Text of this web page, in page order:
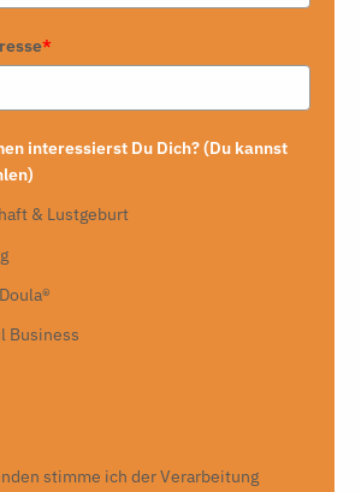
*
interessierst Du Dich? (Du kannst
& Lustgeburt
Business
stimme ich der Verarbeitung